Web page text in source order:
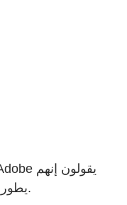
يطورون مهارات التفكير الإبداعي الأساسية.